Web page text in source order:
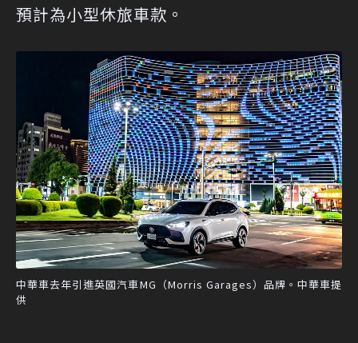
預計為小型休旅車款。
中華車去年引進英國汽車MG（Morris Garages）品牌。中華車提
供